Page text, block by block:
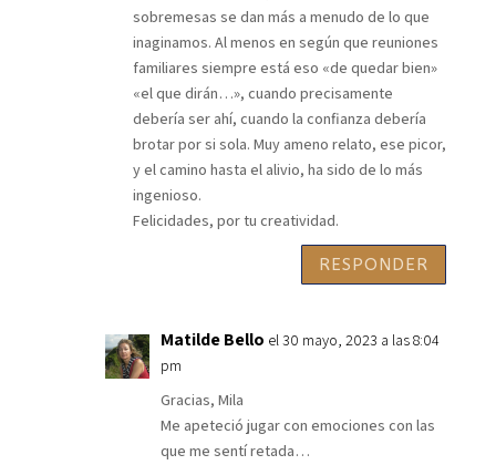
sobremesas se dan más a menudo de lo que
inaginamos. Al menos en según que reuniones
familiares siempre está eso «de quedar bien»
«el que dirán…», cuando precisamente
debería ser ahí, cuando la confianza debería
brotar por si sola. Muy ameno relato, ese picor,
y el camino hasta el alivio, ha sido de lo más
ingenioso.
Felicidades, por tu creatividad.
RESPONDER
Matilde Bello el 30 mayo, 2023 a las 8:04
pm
Gracias, Mila
Me apeteció jugar con emociones con las
que me sentí retada…